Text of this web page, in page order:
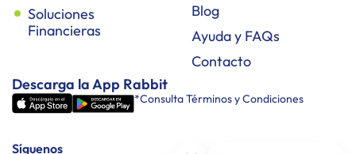
Soluciones
Financieras
Blog
Ayuda y FAQs
Contacto
Descarga la App Rabbit
*Consulta Términos y Condiciones
Síguenos